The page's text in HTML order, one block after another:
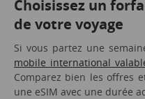
Choisissez un
de votre voyage
Si vous partez une
mobile international
Comparez bien les offres
une eSIM avec une durée